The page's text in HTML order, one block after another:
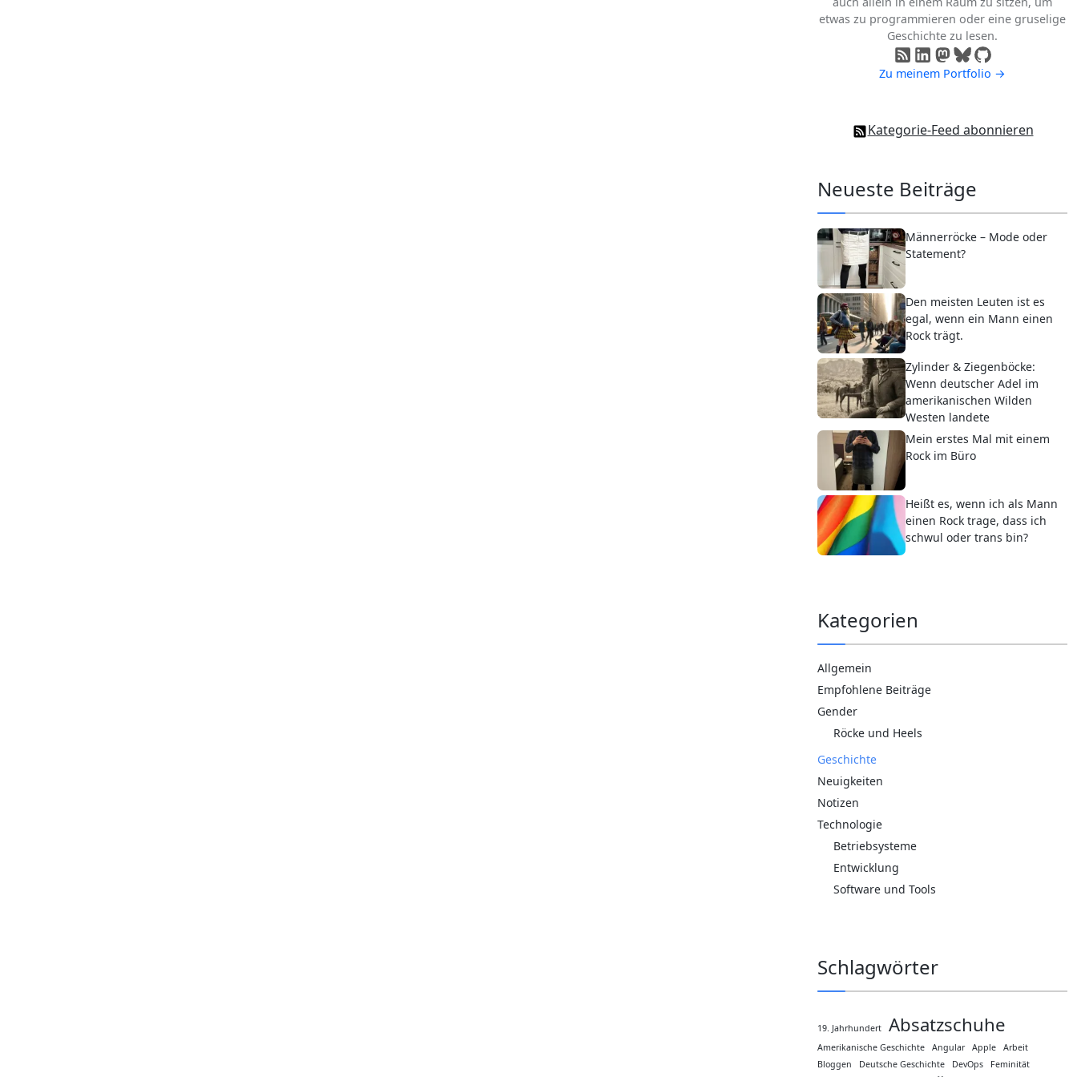
etwas zu programmieren oder eine gruselige
Geschichte zu lesen.
Zu meinem Portfolio →
Kategorie-Feed abonnieren
Neueste Beiträge
Männerröcke – Mode oder
Statement?
Den meisten Leuten ist es
egal, wenn ein Mann einen
Rock trägt.
Zylinder & Ziegenböcke:
Wenn deutscher Adel im
amerikanischen Wilden
Westen landete
Mein erstes Mal mit einem
Rock im Büro
Heißt es, wenn ich als Mann
einen Rock trage, dass ich
schwul oder trans bin?
Kategorien
Allgemein
Empfohlene Beiträge
Gender
Röcke und Heels
Geschichte
Neuigkeiten
Notizen
Technologie
Betriebsysteme
Entwicklung
Software und Tools
Schlagwörter
19. Jahrhundert Absatzschuhe
Amerikanische Geschichte Angular Apple
Arbeit
Bloggen
Deutsche Geschichte DevOps Feminität